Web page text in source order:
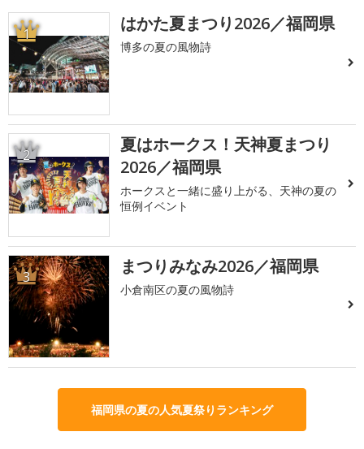
1 はかた夏まつり2026／福岡県
博多の夏の風物詩
2
夏はホークス！天神夏まつり
2026／福岡県
ホークスと一緒に盛り上がる、天神の夏の
恒例イベント
3 まつりみなみ2026／福岡県
小倉南区の夏の風物詩
福岡県の夏の人気夏祭りランキング